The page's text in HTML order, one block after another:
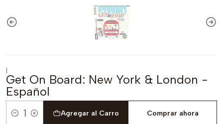
|
Get On Board: New York & London -
Español
Cantidad
Agregar al Carro Comprar ahora